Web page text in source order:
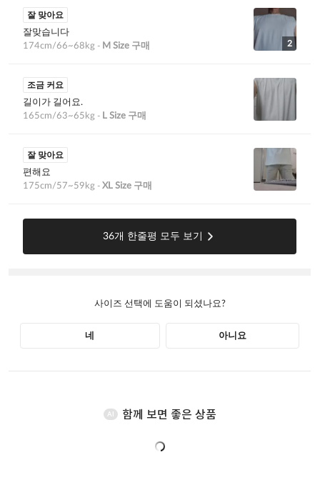
AI 함께 보면 좋은 상품